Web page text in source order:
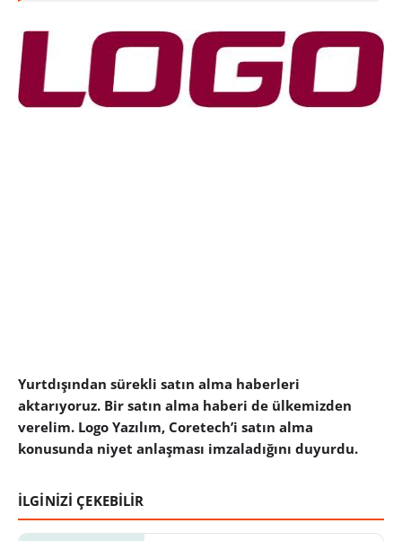
Yurtdışından sürekli satın alma haberleri
aktarıyoruz. Bir satın alma haberi de ülkemizden
verelim. Logo Yazılım, Coretech’i satın alma
konusunda niyet anlaşması imzaladığını duyurdu.
İLGİNİZİ ÇEKEBİLİR